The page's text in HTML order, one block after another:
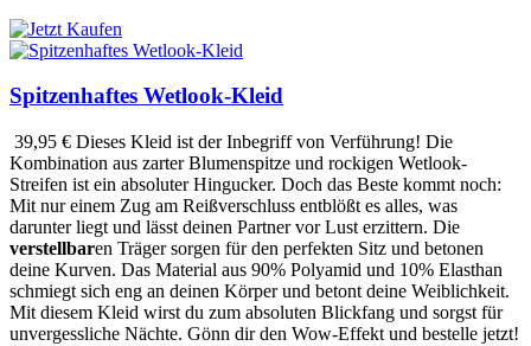
Spitzenhaftes Wetlook-Kleid
39,95 € Dieses Kleid ist der Inbegriff von Verführung! Die
Kombination aus zarter Blumenspitze und rockigen Wetlook-
Streifen ist ein absoluter Hingucker. Doch das Beste kommt noch:
Mit nur einem Zug am Reißverschluss entblößt es alles, was
darunter liegt und lässt deinen Partner vor Lust erzittern. Die
verstellbaren Träger sorgen für den perfekten Sitz und betonen
deine Kurven. Das Material aus 90% Polyamid und 10% Elasthan
schmiegt sich eng an deinen Körper und betont deine Weiblichkeit.
Mit diesem Kleid wirst du zum absoluten Blickfang und sorgst für
unvergessliche Nächte. Gönn dir den Wow-Effekt und bestelle jetzt!